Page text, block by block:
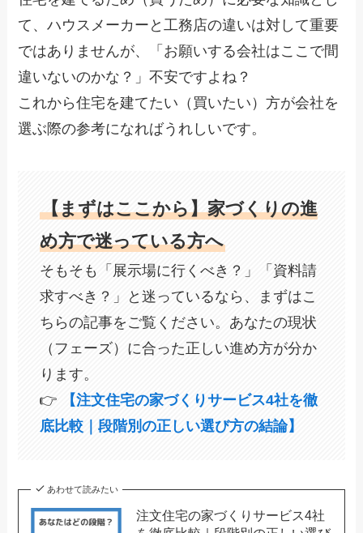
て、ハウスメーカーと工務店の違いは対して重要
ではありませんが、「お願いする会社はここで間
違いないのかな？」不安ですよね？
これから住宅を建てたい（買いたい）方が会社を
選ぶ際の参考になればうれしいです。
【まずはここから】家づくりの進
め方で迷っている方へ
そもそも「展示場に行くべき？」「資料請
求すべき？」と迷っているなら、まずはこ
ちらの記事をご覧ください。あなたの現状
（フェーズ）に合った正しい進め方が分か
ります。
👉
【注文住宅の家づくりサービス4社を徹
底比較｜段階別の正しい選び方の結論】
あわせて読みたい
注文住宅の家づくりサービス4社